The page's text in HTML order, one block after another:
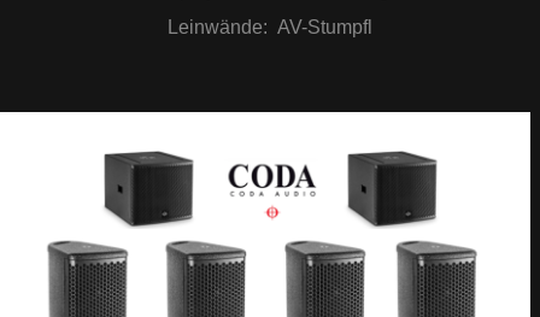
Leinwände: AV-Stumpfl